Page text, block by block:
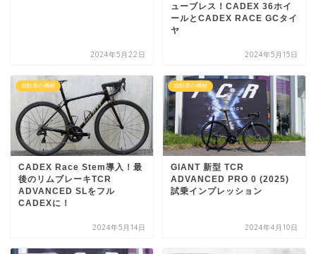
2024年5月22日
ューブレス！CADEX 36ホイ
ールとCADEX RACE GCタイ
ヤ
2024年5月15日
自転車の機材
CADEX Race Stem導入！最
後のリムブレーキTCR
ADVANCED SLをフル
CADEXに！
2024年5月14日
自転車の機材
GIANT 新型 TCR
ADVANCED PRO 0 (2025)
試乗インプレッション
2024年4月10日